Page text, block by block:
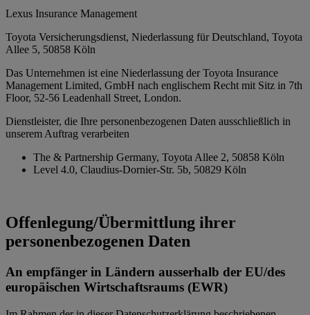
Lexus Insurance Management
Toyota Versicherungsdienst, Niederlassung für Deutschland, Toyota
Allee 5, 50858 Köln
Das Unternehmen ist eine Niederlassung der Toyota Insurance
Management Limited, GmbH nach englischem Recht mit Sitz in 7th
Floor, 52-56 Leadenhall Street, London.
Dienstleister, die Ihre personenbezogenen Daten ausschließlich in
unserem Auftrag verarbeiten
The & Partnership Germany, Toyota Allee 2, 50858 Köln
Level 4.0, Claudius-Dornier-Str. 5b, 50829 Köln
Offenlegung/Übermittlung ihrer
personenbezogenen Daten
An empfänger in Ländern ausserhalb der EU/des
europäischen Wirtschaftsraums (EWR)